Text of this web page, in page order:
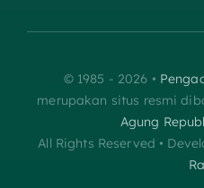
© 1985 - 2026 •
merupakan situs resmi
Agung
All Rights Reserved •